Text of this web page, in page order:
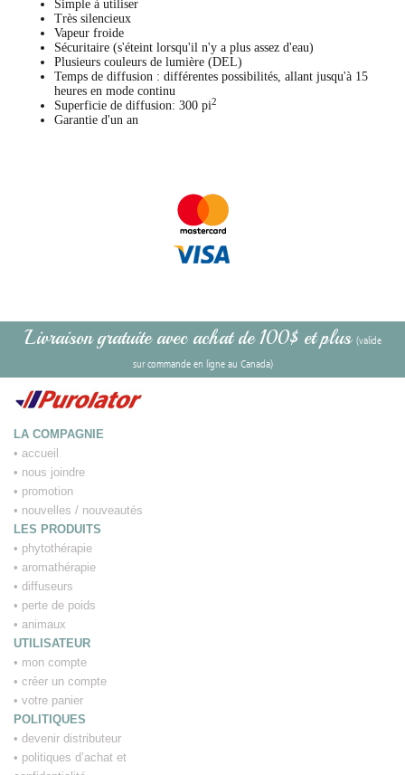
Simple à utiliser
Très silencieux
Vapeur froide
Sécuritaire (s'éteint lorsqu'il n'y a plus assez d'eau)
Plusieurs couleurs de lumière (DEL)
Temps de diffusion : différentes possibilités, allant jusqu'à 15
heures en mode continu
Superficie de diffusion: 300 pi2
Garantie d'un an
Livraison gratuite avec achat de 100$ et plus (valide
sur commande en ligne au Canada)
LA COMPAGNIE
• accueil
• nous joindre
• promotion
• nouvelles / nouveautés
LES PRODUITS
• phytothérapie
• aromathérapie
• diffuseurs
• perte de poids
• animaux
UTILISATEUR
• mon compte
• créer un compte
• votre panier
POLITIQUES
• devenir distributeur
• politiques d’achat et